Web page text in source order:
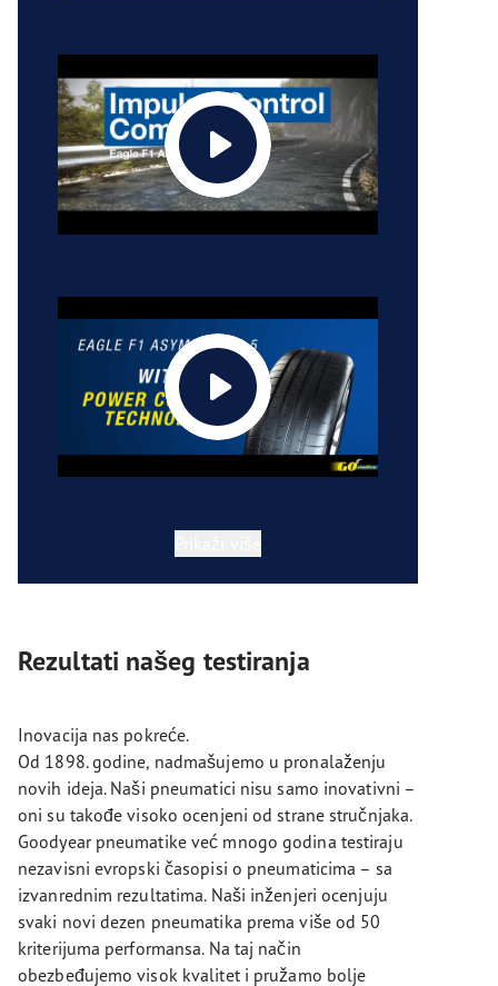
Rezultati našeg testiranja
Inovacija nas pokreće.
Od 1898. godine, nadmašujemo u pronalaženju
novih ideja. Naši pneumatici nisu samo inovativni –
oni su takođe visoko ocenjeni od strane stručnjaka.
Goodyear pneumatike već mnogo godina testiraju
nezavisni evropski časopisi o pneumaticima – sa
izvanrednim rezultatima. Naši inženjeri ocenjuju
svaki novi dezen pneumatika prema više od 50
kriterijuma performansa. Na taj način
obezbeđujemo visok kvalitet i pružamo bolje